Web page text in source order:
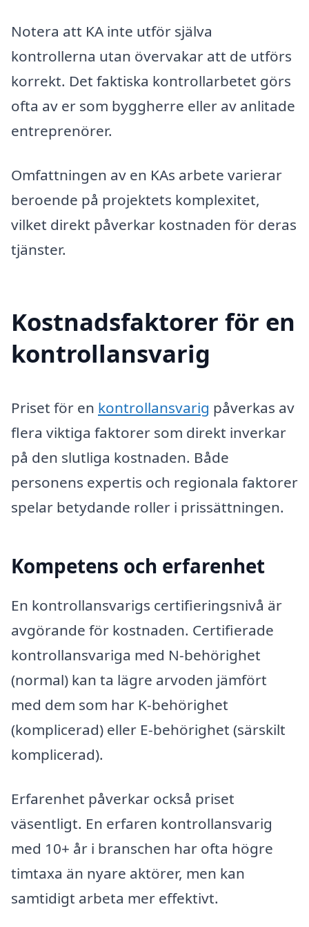
Notera att KA inte utför själva
kontrollerna utan övervakar att de utförs
korrekt. Det faktiska kontrollarbetet görs
ofta av er som byggherre eller av anlitade
entreprenörer.
Omfattningen av en KAs arbete varierar
beroende på projektets komplexitet,
vilket direkt påverkar kostnaden för deras
tjänster.
Kostnadsfaktorer för en
kontrollansvarig
Priset för en kontrollansvarig påverkas av
flera viktiga faktorer som direkt inverkar
på den slutliga kostnaden. Både
personens expertis och regionala faktorer
spelar betydande roller i prissättningen.
Kompetens och erfarenhet
En kontrollansvarigs certifieringsnivå är
avgörande för kostnaden. Certifierade
kontrollansvariga med N-behörighet
(normal) kan ta lägre arvoden jämfört
med dem som har K-behörighet
(komplicerad) eller E-behörighet (särskilt
komplicerad).
Erfarenhet påverkar också priset
väsentligt. En erfaren kontrollansvarig
med 10+ år i branschen har ofta högre
timtaxa än nyare aktörer, men kan
samtidigt arbeta mer effektivt.